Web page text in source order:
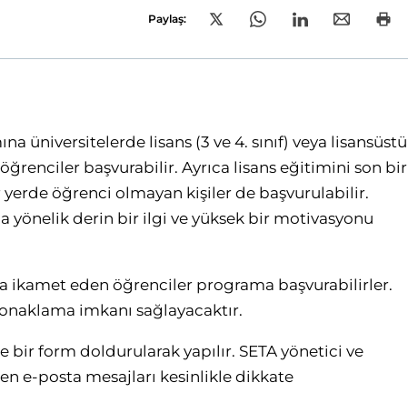
Paylaş:
üniversitelerde lisans (3 ve 4. sınıf) veya lisansüstü
başvurabilir. Ayrıca lisans eğitimini son bir
öğrenci olmayan kişiler de başvurulabilir.
yönelik derin bir ilgi ve yüksek bir motivasyonu
ikamet eden öğrenciler programa başvurabilirler.
imkanı sağlayacaktır.
bir form doldurularak yapılır. SETA yönetici ve
e-posta mesajları kesinlikle dikkate